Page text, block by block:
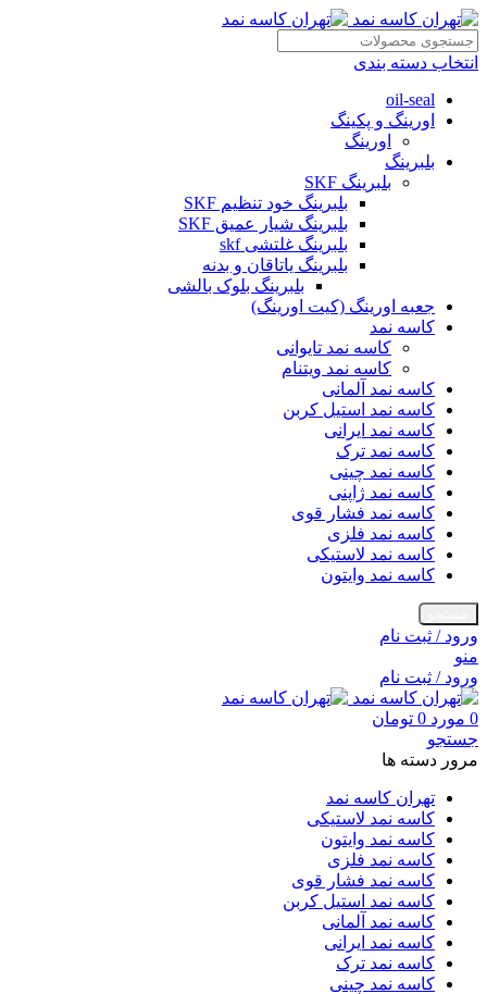
انتخاب دسته بندی
oil-seal
اورینگ و پکینگ
اورینگ
بلبرینگ
بلبرینگ SKF
بلبرینگ خود تنظیم SKF
بلبرینگ شیار عمیق SKF
بلبرینگ غلتشی skf
بلبرینگ یاتاقان و بدنه
بلبرینگ بلوک بالشی
جعبه اورینگ (کیت اورینگ)
کاسه نمد
کاسه نمد تایوانی
کاسه نمد ویتنام
کاسه نمد آلمانی
کاسه نمد استیل کربن
کاسه نمد ایرانی
کاسه نمد ترک
کاسه نمد چینی
کاسه نمد ژاپنی
کاسه نمد فشار قوی
کاسه نمد فلزی
کاسه نمد لاستیکی
کاسه نمد وایتون
ورود / ثبت نام
منو
ورود / ثبت نام
0 مورد 0 تومان
جستجو
مرور دسته ها
تهران کاسه نمد
کاسه نمد لاستیکی
کاسه نمد وایتون
کاسه نمد فلزی
کاسه نمد فشار قوی
کاسه نمد استیل کربن
کاسه نمد آلمانی
کاسه نمد ایرانی
کاسه نمد ترک
کاسه نمد چینی